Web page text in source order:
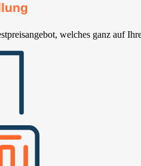
welches ganz auf